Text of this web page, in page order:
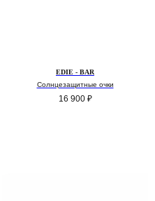
EDIE - BAR
Солнцезащитные очки
16 900 ₽